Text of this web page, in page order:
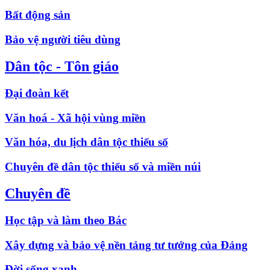
Bất động sản
Bảo vệ người tiêu dùng
Dân tộc - Tôn giáo
Đại đoàn kết
Văn hoá - Xã hội vùng miền
Văn hóa, du lịch dân tộc thiểu số
Chuyên đề dân tộc thiểu số và miền núi
Chuyên đề
Học tập và làm theo Bác
Xây dựng và bảo vệ nền tảng tư tưởng của Đảng